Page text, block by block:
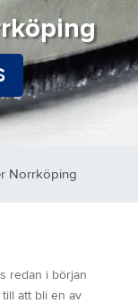
Norrköping
redan i början
att bli en av